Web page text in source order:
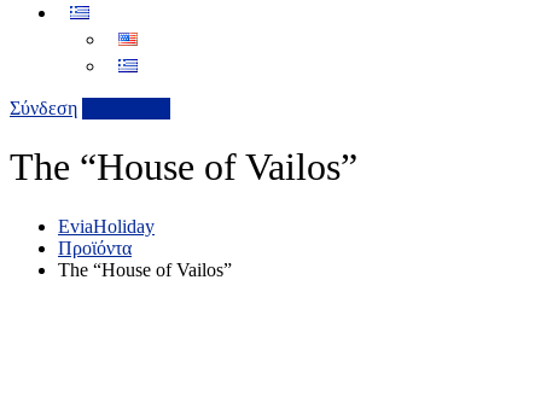
Σύνδεση
The “House of Vailos”
EviaHoliday
Προϊόντα
The “House of Vailos”